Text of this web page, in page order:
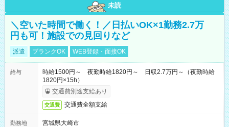
未読
＼空いた時間で働く！／日払いOK×1勤務2.7万
円も可！施設での見回りなど
派遣 ブランクOK WEB登録・面接OK
給与
時給1500円～ 夜勤時給1820円～ 日収2.7万円～（夜勤時給
1820円×15h）
交通費別途支給あり
交通費 交通費全額支給
勤務地
宮城県大崎市